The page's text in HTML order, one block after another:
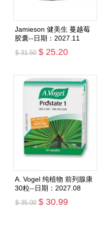
Jamieson 健美生 蔓越莓
胶囊--日期：2027.11
$ 31.50 $ 25.20
添加购物车
A. Vogel 纯植物 前列腺康
30粒--日期：2027.08
$ 35.00 $ 30.99